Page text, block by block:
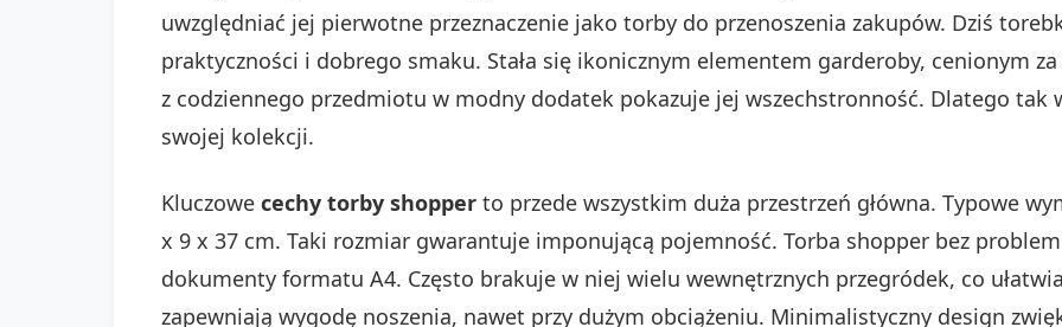
uwzględniać jej pierwotne przeznaczenie jako torby do przenoszenia zakupów. Dziś
praktyczności i dobrego smaku. Stała się ikonicznym elementem garderoby, cenionym
z codziennego przedmiotu w modny dodatek pokazuje jej wszechstronność. Dlatego tak
swojej kolekcji.
Kluczowe cechy torby shopper to przede wszystkim duża przestrzeń główna. Typowe
x 9 x 37 cm. Taki rozmiar gwarantuje imponującą pojemność. Torba shopper bez
dokumenty formatu A4. Często brakuje w niej wielu wewnętrznych przegródek, co
zapewniają wygodę noszenia, nawet przy dużym obciążeniu. Minimalistyczny design